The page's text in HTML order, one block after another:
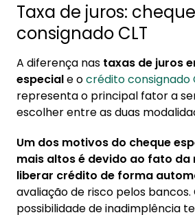
Taxa de juros:
consignado CLT
A diferença nas taxas de juros
especiale ocrédito consignado
representa o principal fator a
escolher entre as duas
Um dos motivos do cheque
mais altos é devido ao fato da
liberar crédito de forma
avaliação de risco pelos bancos.
possibilidade de inadimplência